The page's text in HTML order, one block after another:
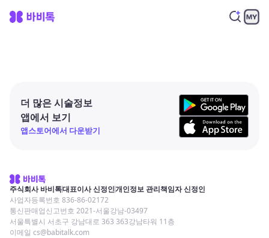
더 많은 시술정보
앱에서 보기
앱스토어에서 다운받기
주식회사 바비톡대표이사 신정인개인정보 관리책임자 신정인
사업자등록번호 836-86-02172
통신판매업신고번호 2021-서울강남-03497
서울특별시 서초구 강남대로 363 363강남타워 11층
이메일 cs@babitalk.com